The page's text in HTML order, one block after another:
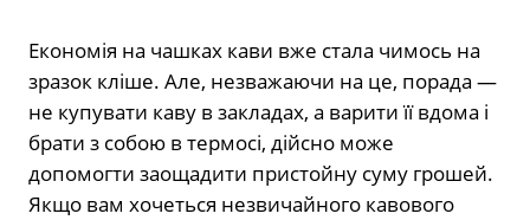
Економія на чашках кави вже стала чимось на
зразок кліше. Але, незважаючи на це, порада —
не купувати каву в закладах, а варити її вдома і
брати з собою в термосі, дійсно може
допомогти заощадити пристойну суму грошей.
Якщо вам хочеться незвичайного кавового